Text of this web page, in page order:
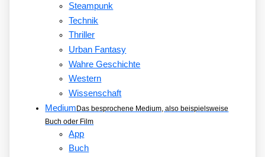
Steampunk
Technik
Thriller
Urban Fantasy
Wahre Geschichte
Western
Wissenschaft
MediumDas besprochene Medium, also beispielsweise
Buch oder Film
App
Buch